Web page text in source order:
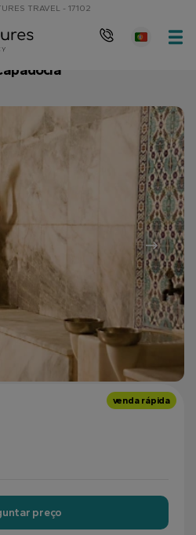
TRAVEL - 17102
venda rápida
preço